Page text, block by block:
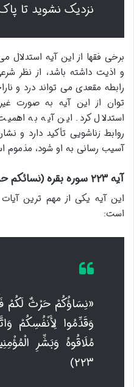
نزدیک نشوید تا
برخی فقها از این آیه استدلال
و اذیت داشته باشد، از نظر
رابطه مقعدی می تواند درد و
توان از این آیه به صورت
استدلال کرد. این آیه به
روابط زناشویی تأکید دارد
آسیب رسانی به او شود، مذموم
آیه ۲۲۳ سوره بقره (نسائكم حرث لكم)
این آیه یکی از مهم ترین
است:
«نِسَاؤُكُمْ حَرْثٌ لَكُمْ
وَقَدِّمُوا لِأَنْفُسِكُمْ
مُلَاقُوهُ وَبَشِّرِ
۲۲۳)